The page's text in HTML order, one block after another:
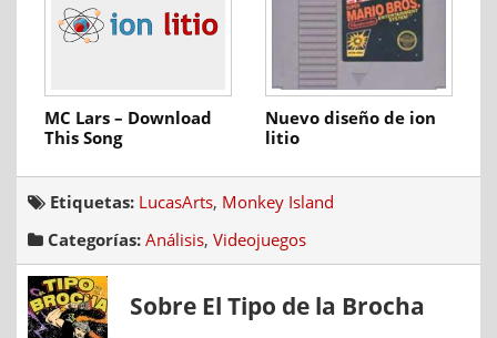
MC Lars – Download
This Song
Nuevo diseño de ion
litio
Etiquetas: LucasArts, Monkey Island
Categorías: Análisis, Videojuegos
Sobre El Tipo de la Brocha